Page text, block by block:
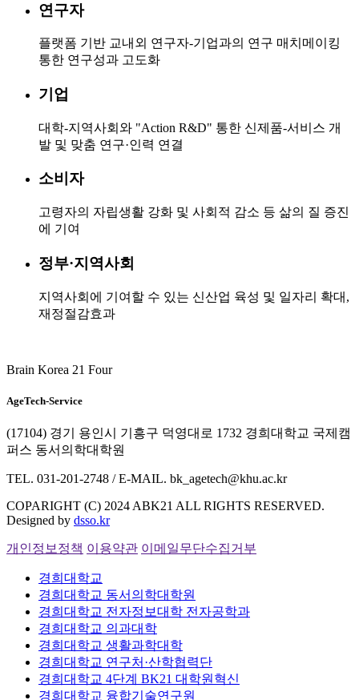
연구자
플랫폼 기반 교내외 연구자-기업과의 연구 매치메이킹
통한 연구성과 고도화
기업
대학-지역사회와 "Action R&D" 통한 신제품-서비스 개
발 및 맞춤 연구·인력 연결
소비자
고령자의 자립생활 강화 및 사회적 감소 등 삶의 질 증진
에 기여
정부·지역사회
지역사회에 기여할 수 있는 신산업 육성 및 일자리 확대,
재정절감효과
Brain Korea 21 Four
AgeTech-Service
(17104) 경기 용인시 기흥구 덕영대로 1732 경희대학교 국제캠
퍼스 동서의학대학원
TEL. 031-201-2748 / E-MAIL. bk_agetech@khu.ac.kr
COPARIGHT (C) 2024 ABK21 ALL RIGHTS RESERVED.
Designed by dsso.kr
개인정보정책 이용약관 이메일무단수집거부
경희대학교
경희대학교 동서의학대학원
경희대학교 전자정보대학 전자공학과
경희대학교 의과대학
경희대학교 생활과학대학
경희대학교 연구처·산학협력단
경희대학교 4단계 BK21 대학원혁신
경희대학교 융합기술연구원